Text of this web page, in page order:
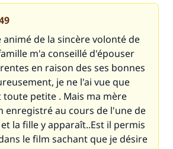
animé de la sincère volonté de
m'a conseillé d'épouser
en raison des ses bonnes
je ne l'ai vue que
petite . Mais ma mère
enregistré au cours de l'une de
la fille y apparaît..Est il permis
le film sachant que je désire